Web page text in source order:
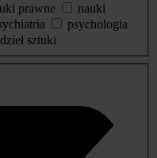
prawne
nauki
psychologia
sztuki